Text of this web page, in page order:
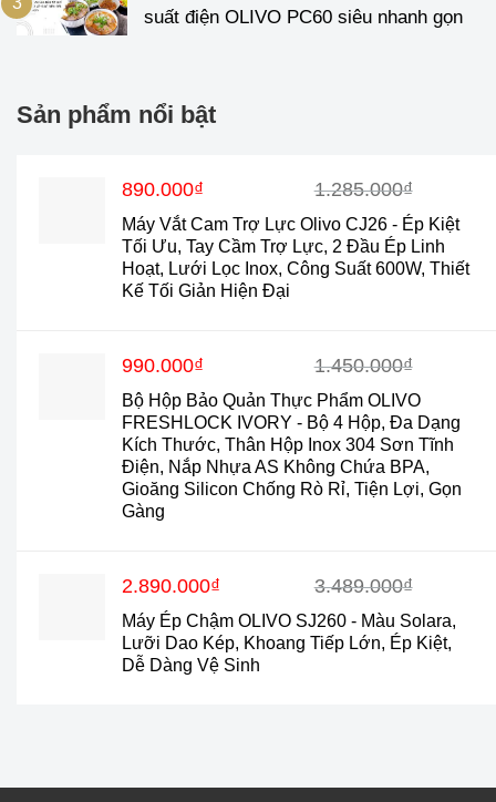
suất điện OLIVO PC60 siêu nhanh gọn
Sản phẩm nổi bật
Máy Vắt Cam Trợ Lực Olivo CJ26 - Ép Kiệt
Tối Ưu, Tay Cầm Trợ Lực, 2 Đầu Ép Linh
Hoạt, Lưới Lọc Inox, Công Suất 600W, Thiết
Kế Tối Giản Hiện Đại
1.285.000₫
Giá
là:
1.285.000₫.
890.000₫
Giá
tại
là:
890.000₫.
Bộ Hộp Bảo Quản Thực Phẩm OLIVO
FRESHLOCK IVORY - Bộ 4 Hộp, Đa Dạng
Kích Thước, Thân Hộp Inox 304 Sơn Tĩnh
Điện, Nắp Nhựa AS Không Chứa BPA,
Gioăng Silicon Chống Rò Rỉ, Tiện Lợi, Gọn
Gàng
1.450.000₫
Giá
là:
1.450.000₫.
990.000₫
Giá
tại
là:
990.000₫.
Máy Ép Chậm OLIVO SJ260 - Màu Solara,
Lưỡi Dao Kép, Khoang Tiếp Lớn, Ép Kiệt,
Dễ Dàng Vệ Sinh
3.489.000₫
Giá
là:
3.489.000₫.
2.890.000₫
Giá
tại
là:
2.890.000₫.